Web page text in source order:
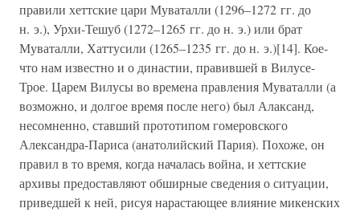
правили хеттские цари Муваталли (1296–1272 гг. до
н. э.), Урхи-Тешуб (1272–1265 гг. до н. э.) или брат
Муваталли, Хаттусили (1265–1235 гг. до н. э.)[14]. Кое-
что нам известно и о династии, правившей в Вилусе-
Трое. Царем Вилусы во времена правления Муваталли (а
возможно, и долгое время после него) был Алаксанд,
несомненно, ставший прототипом гомеровского
Александра-Париса (анатолийский Пария). Похоже, он
правил в то время, когда началась война, и хеттские
архивы предоставляют обширные сведения о ситуации,
приведшей к ней, рисуя нарастающее влияние микенских